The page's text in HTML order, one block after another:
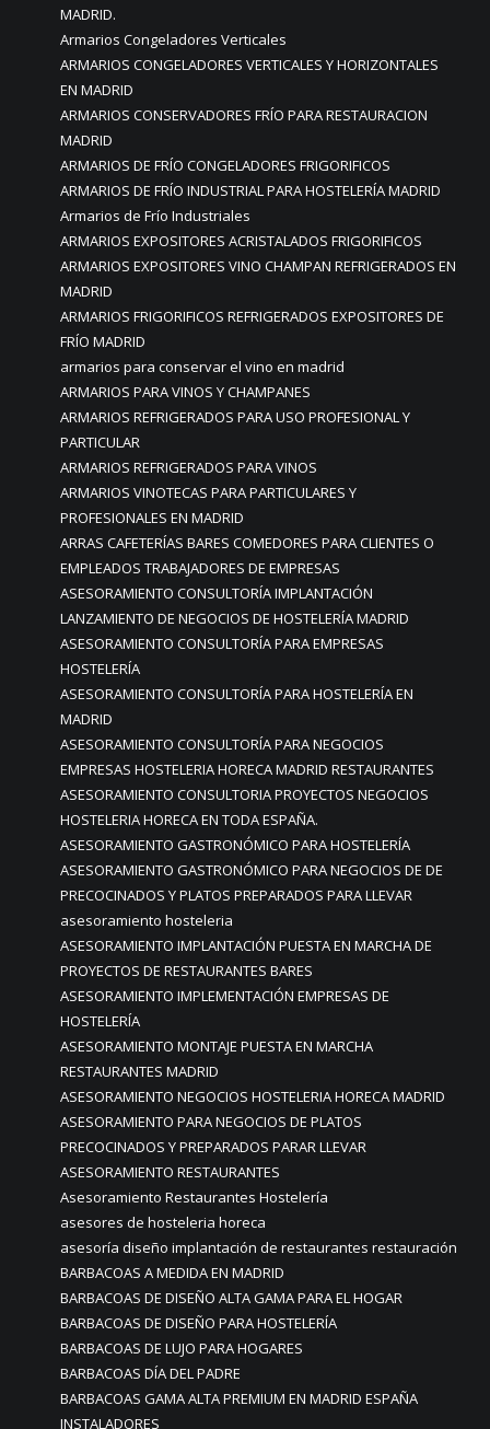
MADRID.
Armarios Congeladores Verticales
ARMARIOS CONGELADORES VERTICALES Y HORIZONTALES
EN MADRID
ARMARIOS CONSERVADORES FRÍO PARA RESTAURACION
MADRID
ARMARIOS DE FRÍO CONGELADORES FRIGORIFICOS
ARMARIOS DE FRÍO INDUSTRIAL PARA HOSTELERÍA MADRID
Armarios de Frío Industriales
ARMARIOS EXPOSITORES ACRISTALADOS FRIGORIFICOS
ARMARIOS EXPOSITORES VINO CHAMPAN REFRIGERADOS EN
MADRID
ARMARIOS FRIGORIFICOS REFRIGERADOS EXPOSITORES DE
FRÍO MADRID
armarios para conservar el vino en madrid
ARMARIOS PARA VINOS Y CHAMPANES
ARMARIOS REFRIGERADOS PARA USO PROFESIONAL Y
PARTICULAR
ARMARIOS REFRIGERADOS PARA VINOS
ARMARIOS VINOTECAS PARA PARTICULARES Y
PROFESIONALES EN MADRID
ARRAS CAFETERÍAS BARES COMEDORES PARA CLIENTES O
EMPLEADOS TRABAJADORES DE EMPRESAS
ASESORAMIENTO CONSULTORÍA IMPLANTACIÓN
LANZAMIENTO DE NEGOCIOS DE HOSTELERÍA MADRID
ASESORAMIENTO CONSULTORÍA PARA EMPRESAS
HOSTELERÍA
ASESORAMIENTO CONSULTORÍA PARA HOSTELERÍA EN
MADRID
ASESORAMIENTO CONSULTORÍA PARA NEGOCIOS
EMPRESAS HOSTELERIA HORECA MADRID RESTAURANTES
ASESORAMIENTO CONSULTORIA PROYECTOS NEGOCIOS
HOSTELERIA HORECA EN TODA ESPAÑA.
ASESORAMIENTO GASTRONÓMICO PARA HOSTELERÍA
ASESORAMIENTO GASTRONÓMICO PARA NEGOCIOS DE DE
PRECOCINADOS Y PLATOS PREPARADOS PARA LLEVAR
asesoramiento hosteleria
ASESORAMIENTO IMPLANTACIÓN PUESTA EN MARCHA DE
PROYECTOS DE RESTAURANTES BARES
ASESORAMIENTO IMPLEMENTACIÓN EMPRESAS DE
HOSTELERÍA
ASESORAMIENTO MONTAJE PUESTA EN MARCHA
RESTAURANTES MADRID
ASESORAMIENTO NEGOCIOS HOSTELERIA HORECA MADRID
ASESORAMIENTO PARA NEGOCIOS DE PLATOS
PRECOCINADOS Y PREPARADOS PARAR LLEVAR
ASESORAMIENTO RESTAURANTES
Asesoramiento Restaurantes Hostelería
asesores de hosteleria horeca
asesoría diseño implantación de restaurantes restauración
BARBACOAS A MEDIDA EN MADRID
BARBACOAS DE DISEÑO ALTA GAMA PARA EL HOGAR
BARBACOAS DE DISEÑO PARA HOSTELERÍA
BARBACOAS DE LUJO PARA HOGARES
BARBACOAS DÍA DEL PADRE
BARBACOAS GAMA ALTA PREMIUM EN MADRID ESPAÑA
INSTALADORES